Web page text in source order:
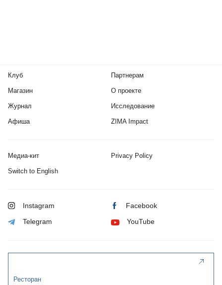
Клуб
Магазин
Журнал
Афиша
Партнерам
О проекте
Исследование
ZIMA Impact
Медиа-кит Privacy Policy
Switch to English
Instagram Facebook
Telegram YouTube
Ресторан